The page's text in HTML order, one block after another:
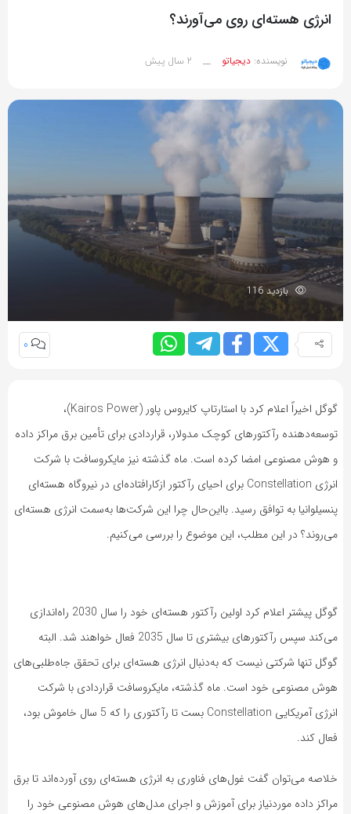
انرژی هسته‌ای روی می‌آورند؟
نویسنده: دیجیاتو __ 2 سال پیش
بازدید 116
0
گوگل اخیراً اعلام کرد با استارتاپ کایروس پاور (Kairos Power)،
توسعه‌دهنده رآکتورهای کوچک مدولار، قراردادی برای تأمین برق مراکز داده
و هوش مصنوعی امضا کرده است. ماه گذشته نیز مایکروسافت با شرکت
انرژی Constellation برای احیای رآکتور ازکارافتاده‌ای در نیروگاه هسته‌ای
پنسیلوانیا به توافق رسید. بااین‌حال چرا این شرکت‌ها به‌سمت انرژی هسته‌ای
می‌روند؟ در این مطلب، این موضوع را بررسی می‌کنیم.
گوگل پیشتر اعلام کرد اولین رآکتور هسته‌ای خود را سال 2030 راه‌اندازی
می‌کند سپس رآکتورهای بیشتری تا سال 2035 فعال خواهند شد. البته
گوگل تنها شرکتی نیست که به‌دنبال انرژی هسته‌ای برای تحقق جاه‌طلبی‌های
هوش مصنوعی خود است. ماه گذشته، مایکروسافت قراردادی با شرکت
انرژی آمریکایی Constellation بست تا رآکتوری را که 5 سال خاموش بود،
فعال کند.
خلاصه می‌توان گفت غول‌های فناوری به انرژی هسته‌ای روی آورده‌اند تا برق
مراکز داده موردنیاز برای آموزش و اجرای مدل‌های هوش مصنوعی خود را